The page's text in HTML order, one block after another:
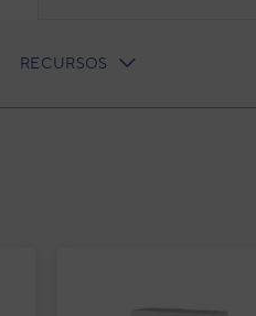
RECURSOS